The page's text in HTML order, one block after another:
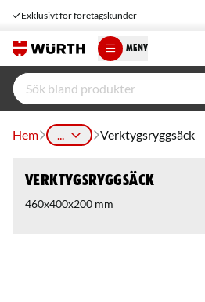
Exklusivt för företagskunder
MENY
Hem ... Verktygsryggsäck
Verktygsryggsäck
460x400x200 mm